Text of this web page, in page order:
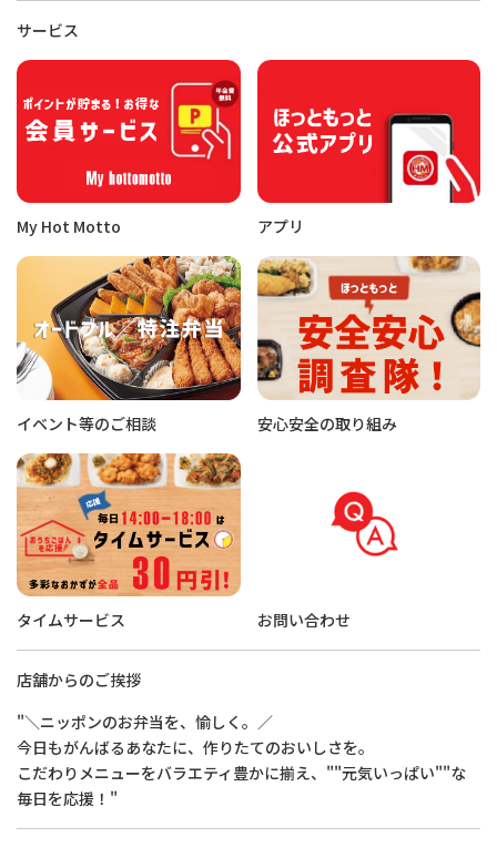
サービス
My Hot Motto アプリ
イベント等のご相談 安心安全の取り組み
タイムサービス お問い合わせ
店舗からのご挨拶
"＼ニッポンのお弁当を、愉しく。／
今日もがんばるあなたに、作りたてのおいしさを。
こだわりメニューをバラエティ豊かに揃え、""元気いっぱい""な
毎日を応援！"